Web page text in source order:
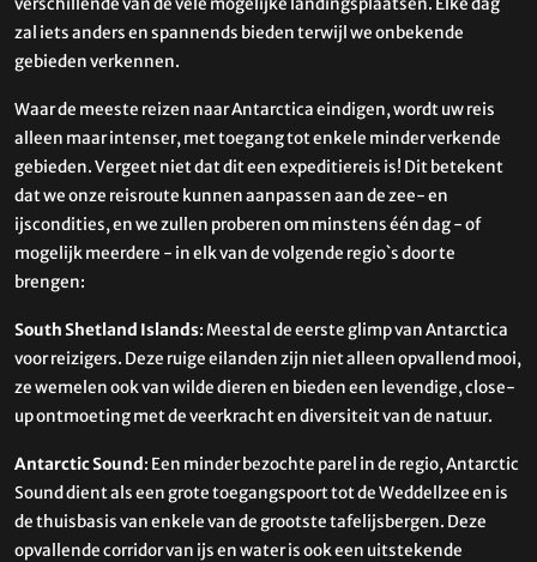
zal iets anders en spannends bieden terwijl we onbekende
gebieden verkennen.
Waar de meeste reizen naar Antarctica eindigen, wordt uw reis
alleen maar intenser, met toegang tot enkele minder verkende
gebieden. Vergeet niet dat dit een expeditiereis is! Dit betekent
dat we onze reisroute kunnen aanpassen aan de zee- en
ijscondities, en we zullen proberen om minstens één dag - of
mogelijk meerdere - in elk van de volgende regio`s door te
brengen:
South Shetland Islands: Meestal de eerste glimp van Antarctica
voor reizigers. Deze ruige eilanden zijn niet alleen opvallend mooi,
ze wemelen ook van wilde dieren en bieden een levendige, close-
up ontmoeting met de veerkracht en diversiteit van de natuur.
Antarctic Sound : Een minder bezochte parel in de regio, Antarctic
Sound dient als een grote toegangspoort tot de Weddellzee en is
de thuisbasis van enkele van de grootste tafelijsbergen. Deze
opvallende corridor van ijs en water is ook een uitstekende